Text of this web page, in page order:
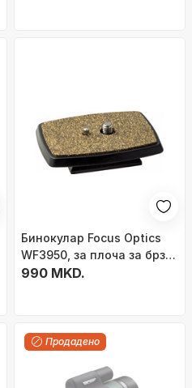
Бинокулар Focus Optics
WF3950, за плоча за брзо
монтирање
990 MKD.
Продадено